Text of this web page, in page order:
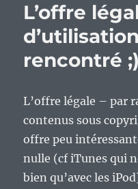
L’offre
rencontré ;)
L’offre légale – par
contenus sous
offre peu
nulle (cf iTunes qui
bien qu’avec les